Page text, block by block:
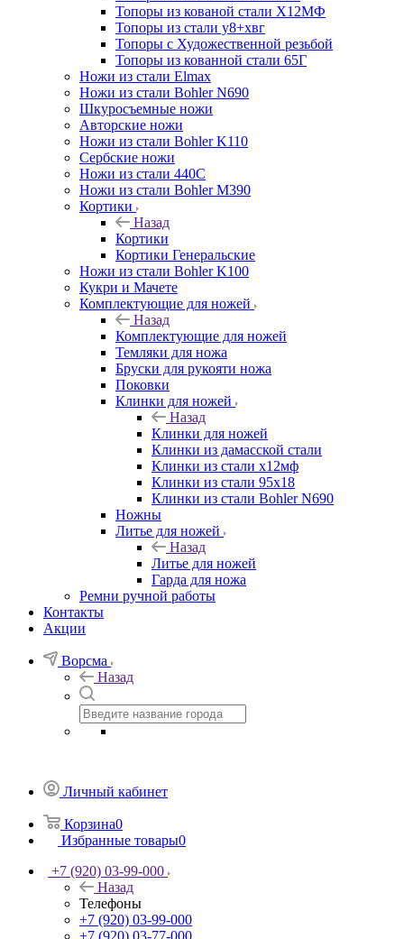
Топоры из кованой стали Х12МФ
Топоры из стали у8+хвг
Топоры с Художественной резьбой
Топоры из кованной стали 65Г
Ножи из стали Elmax
Ножи из стали Bohler N690
Шкуросъемные ножи
Авторские ножи
Ножи из стали Bohler K110
Сербские ножи
Ножи из стали 440С
Ножи из стали Bohler M390
Кортики
Назад
Кортики
Кортики Генеральские
Ножи из стали Bohler K100
Кукри и Мачете
Комплектующие для ножей
Назад
Комплектующие для ножей
Темляки для ножа
Бруски для рукояти ножа
Поковки
Клинки для ножей
Назад
Клинки для ножей
Клинки из дамасской стали
Клинки из стали х12мф
Клинки из стали 95х18
Клинки из стали Bohler N690
Ножны
Литье для ножей
Назад
Литье для ножей
Гарда для ножа
Ремни ручной работы
Контакты
Акции
Ворсма
Назад
Личный кабинет
Корзина0
Избранные товары0
+7 (920) 03-99-000
Назад
Телефоны
+7 (920) 03-99-000
+7 (920) 03-77-000